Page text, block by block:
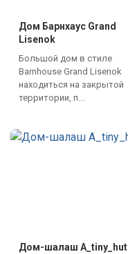
Дом Барнхаус Grand
Lisenok
Большой дом в стиле
Barnhouse Grand Lisenok
находиться на закрытой
территории, п...
Дом-шалаш A_tiny_hut